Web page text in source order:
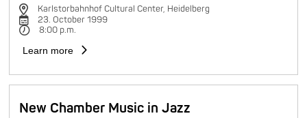
Karlstorbahnhof Cultural Center, Heidelberg
23. October 1999
8:00 p.m.
Learn more
New Chamber Music in Jazz